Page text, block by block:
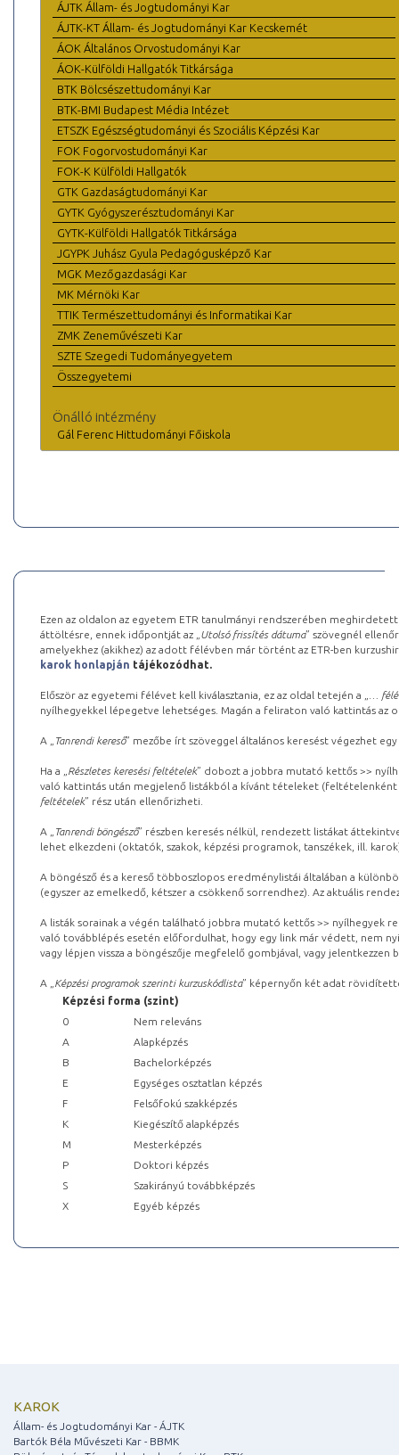
ÁJTK Állam- és Jogtudományi Kar
ÁJTK-KT Állam- és Jogtudományi Kar Kecskemét
ÁOK Általános Orvostudományi Kar
ÁOK-Külföldi Hallgatók Titkársága
BTK Bölcsészettudományi Kar
BTK-BMI Budapest Média Intézet
ETSZK Egészségtudományi és Szociális Képzési Kar
FOK Fogorvostudományi Kar
FOK-K Külföldi Hallgatók
GTK Gazdaságtudományi Kar
GYTK Gyógyszerésztudományi Kar
GYTK-Külföldi Hallgatók Titkársága
JGYPK Juhász Gyula Pedagógusképző Kar
MGK Mezőgazdasági Kar
MK Mérnöki Kar
TTIK Természettudományi és Informatikai Kar
ZMK Zeneművészeti Kar
SZTE Szegedi Tudományegyetem
Összegyetemi
Önálló intézmény
Gál Ferenc Hittudományi Főiskola
Ezen az oldalon az egyetem ETR tanulmányi rendszerében
áttöltésre, ennek időpontját az „ Utolsó frissítés dátuma” szövegnél
amelyekhez (akikhez) az adott félévben már történt az ETR-ben
karok honlapján tájékozódhat.
Először az egyetemi félévet kell kiválasztania, ez az oldal tetején a „
…
nyílhegyekkel lépegetve lehetséges. Magán a feliraton való kattintás az
A „ Tanrendi kereső” mezőbe írt szöveggel általános keresést végezhet
Ha a „ Részletes keresési feltételek” dobozt a jobbra mutató kettős >>
való kattintás után megjelenő listákból a kívánt tételeket (feltételenként
feltételek” rész után ellenőrizheti.
A „ Tanrendi böngésző” részben keresés nélkül, rendezett listákat
lehet elkezdeni (oktatók, szakok, képzési programok, tanszékek, ill.
A böngésző és a kereső többoszlopos eredménylistái általában a
(egyszer az emelkedő, kétszer a csökkenő sorrendhez). Az aktuális
A listák sorainak a végén található jobbra mutató kettős >> nyílhegyek
való továbblépés esetén előfordulhat, hogy egy link már védett, nem
vagy lépjen vissza a böngészője megfelelő gombjával, vagy
A „ Képzési programok szerinti kurzuskódlista” képernyőn két adat
Képzési forma (szint)
0
Nem releváns
A
Alapképzés
B
Bachelorképzés
E
Egységes osztatlan képzés
F
Felsőfokú szakképzés
K
Kiegészítő alapképzés
M
Mesterképzés
P
Doktori képzés
S
Szakirányú továbbképzés
X
Egyéb képzés
KAROK
Állam- és Jogtudományi Kar - ÁJTK
Bartók Béla Művészeti Kar - BBMK